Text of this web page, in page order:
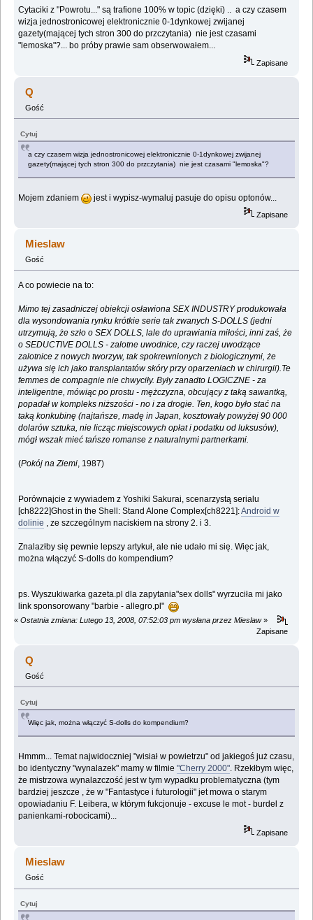
Cytaciki z "Powrotu..." są trafione 100% w topic (dzięki) .. a czy czasem
wizja jednostronicowej elektronicznie 0-1dynkowej zwijanej
gazety(mającej tych stron 300 do przczytania) nie jest czasami
"lemoska"?... bo próby prawie sam obserwowałem...
Zapisane
Q
Gość
Cytuj
a czy czasem wizja jednostronicowej elektronicznie 0-1dynkowej zwijanej
gazety(mającej tych stron 300 do przczytania) nie jest czasami "lemoska"?
Mojem zdaniem jest i wypisz-wymaluj pasuje do opisu optonów...
Zapisane
Mieslaw
Gość
A co powiecie na to:
Mimo tej zasadniczej obiekcji osławiona SEX INDUSTRY produkowała
dla wysondowania rynku krótkie serie tak zwanych S-DOLLS (jedni
utrzymują, że szło o SEX DOLLS, lale do uprawiania miłości, inni zaś, że
o SEDUCTIVE DOLLS - zalotne uwodnice, czy raczej uwodzące
zalotnice z nowych tworzyw, tak spokrewnionych z biologicznymi, że
używa się ich jako transplantatów skóry przy oparzeniach w chirurgii).Te
femmes de compagnie nie chwyciły. Były zanadto LOGICZNE - za
inteligentne, mówiąc po prostu - mężczyzna, obcujący z taką sawantką,
popadał w kompleks niższości - no i za drogie. Ten, kogo było stać na
taką konkubinę (najtańsze, madę in Japan, kosztowały powyżej 90 000
dolarów sztuka, nie licząc miejscowych opłat i podatku od luksusów),
mógł wszak mieć tańsze romanse z naturalnymi partnerkami.
(Pokój na Ziemi , 1987)
Porównajcie z wywiadem z Yoshiki Sakurai, scenarzystą serialu
[ch8222]Ghost in the Shell: Stand Alone Complex[ch8221]:Android w
dolinie , ze szczególnym naciskiem na strony 2. i 3.
Znalazłby się pewnie lepszy artykuł, ale nie udało mi się. Więc jak,
można włączyć S-dolls do kompendium?
ps. Wyszukiwarka gazeta.pl dla zapytania"sex dolls" wyrzuciła mi jako
link sponsorowany "barbie - allegro.pl"
« Ostatnia zmiana: Lutego 13, 2008, 07:52:03 pm wysłana przez Mieslaw»
Zapisane
Q
Gość
Cytuj
Więc jak, można włączyć S-dolls do kompendium?
Hmmm... Temat najwidoczniej "wisiał w powietrzu" od jakiegoś już czasu,
bo identyczny "wynalazek" mamy w filmie"Cherry 2000". Rzekłbym więc,
że mistrzowa wynalazczość jest w tym wypadku problematyczna (tym
bardziej jeszcze , że w "Fantastyce i futurologii" jet mowa o starym
opowiadaniu F. Leibera, w którym fukcjonuje - excuse le mot - burdel z
panienkami-robocicami)...
Zapisane
Mieslaw
Gość
Cytuj